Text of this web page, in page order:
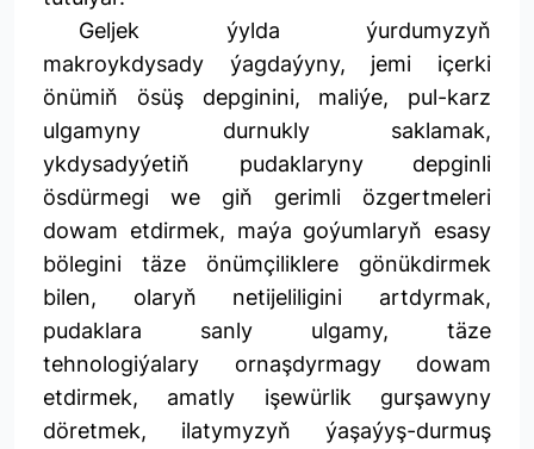
Geljek ýylda ýurdumyzyň
makroykdysady ýagdaýyny, jemi içerki
önümiň ösüş depginini, maliýe, pul-karz
ulgamyny durnukly saklamak,
ykdysadyýetiň pudaklaryny depginli
ösdürmegi we giň gerimli özgertmeleri
dowam etdirmek, maýa goýumlaryň esasy
bölegini täze önümçiliklere gönükdirmek
bilen, olaryň netijeliligini artdyrmak,
pudaklara sanly ulgamy, täze
tehnologiýalary ornaşdyrmagy dowam
etdirmek, amatly işewürlik gurşawyny
döretmek, ilatymyzyň ýaşaýyş-durmuş